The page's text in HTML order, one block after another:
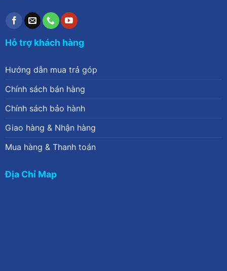
Hỗ trợ khách hàng
Hướng dẫn mua trả góp
Chính sách bán hàng
Chính sách bảo hành
Giao hàng & Nhận hàng
Mua hàng & Thanh toán
Địa Chỉ Map